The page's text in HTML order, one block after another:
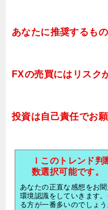
あなたに推奨するも
FXの売買にはリスク
投資は自己責任でお
ｌこのトレンド
数選択可能です。
あなたの正直な感想をお
環境認識をしていきます
る方が一番多いのでしょう